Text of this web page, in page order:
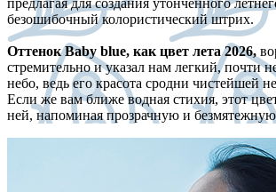
безошибочный колористический штрих.
Оттенок Baby blue, как цвет лета 2026,
стремительно и указал нам легкий, почти
небо, ведь его красота сродни чистейшей
Если же вам ближе водная стихия, этот
ней, напоминая прозрачную и